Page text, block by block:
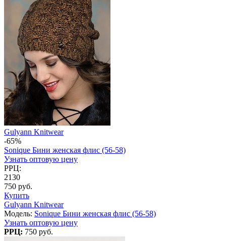
Gulyann Knitwear
-65%
Sonique Бини женская флис (56-58)
Узнать оптовую цену
РРЦ:
2130
750 руб.
Купить
Gulyann Knitwear
Модель: Sonique Бини женская флис (56-58)
Узнать оптовую цену
РРЦ: 750 руб.